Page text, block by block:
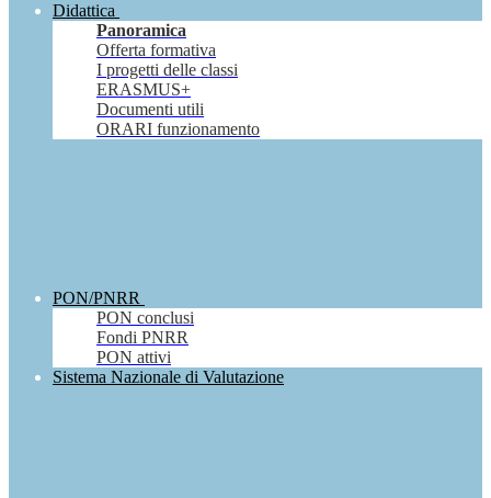
Didattica
Panoramica
Offerta formativa
I progetti delle classi
ERASMUS+
Documenti utili
ORARI funzionamento
PON/PNRR
PON conclusi
Fondi PNRR
PON attivi
Sistema Nazionale di Valutazione